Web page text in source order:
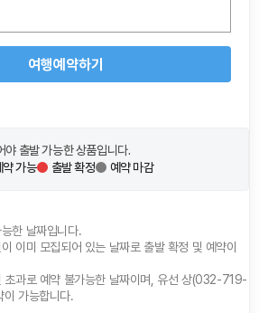
여행예약하기
야 출발 가능한 상품입니다.
약 가능
출발 확정 예약 마감
한 날짜입니다.
이미 모집되어 있는 날짜로 출발 확정 및 예약이
초과로 예약 불가능한 날짜이며, 유선 상(032-719-
가능합니다.